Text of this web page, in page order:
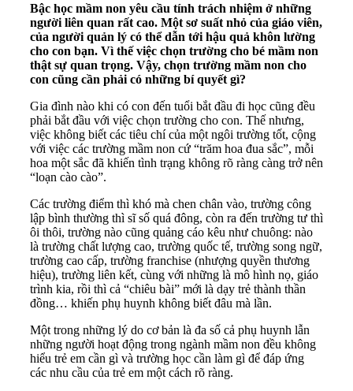
Bậc học mầm non yêu cầu tính trách nhiệm ở những
người liên quan rất cao. Một sơ suất nhỏ của giáo viên,
của người quản lý có thể dẫn tới hậu quả khôn lường
cho con bạn. Vì thế việc chọn trường cho bé mầm non
thật sự quan trọng. Vậy, chọn trường mầm non cho
con cũng cần phải có những bí quyết gì?
Gia đình nào khi có con đến tuổi bắt đầu đi học cũng đều
phải bắt đầu với việc chọn trường cho con. Thế nhưng,
việc không biết các tiêu chí của một ngôi trường tốt, cộng
với việc các trường mầm non cứ “trăm hoa đua sắc”, mỗi
hoa một sắc đã khiến tình trạng không rõ ràng càng trở nên
“loạn cào cào”.
Các trường điểm thì khó mà chen chân vào, trường công
lập bình thường thì sĩ số quá đông, còn ra đến trường tư thì
ôi thôi, trường nào cũng quảng cáo kêu như chuông: nào
là trường chất lượng cao, trường quốc tế, trường song ngữ,
trường cao cấp, trường franchise (nhượng quyền thương
hiệu), trường liên kết, cùng với những là mô hình nọ, giáo
trình kia, rồi thì cả “chiêu bài” mới là dạy trẻ thành thần
đồng… khiến phụ huynh không biết đâu mà lần.
Một trong những lý do cơ bản là đa số cả phụ huynh lẫn
những người hoạt động trong ngành mầm non đều không
hiểu trẻ em cần gì và trường học cần làm gì để đáp ứng
các nhu cầu của trẻ em một cách rõ ràng.